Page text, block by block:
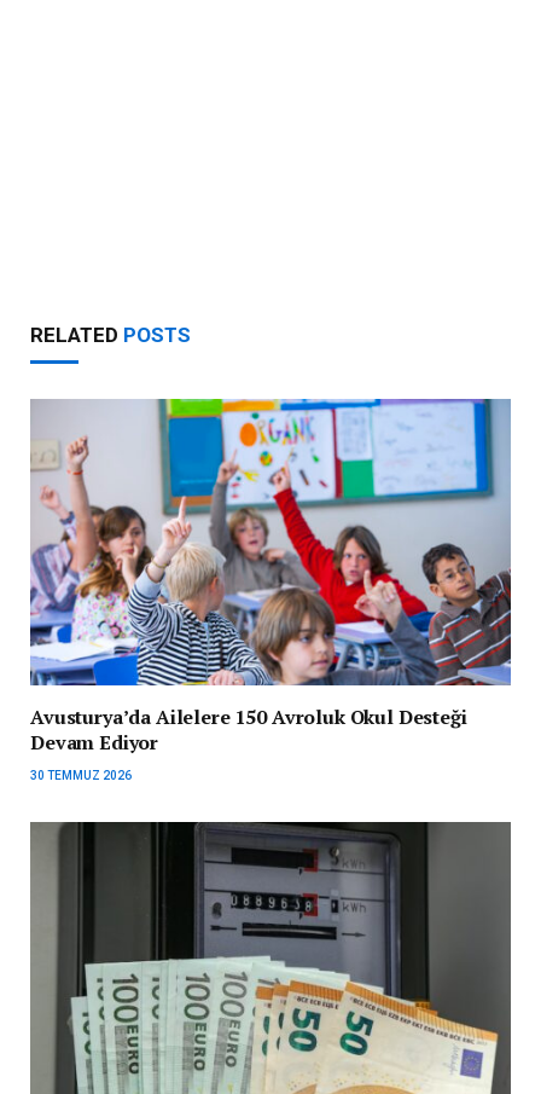
RELATED POSTS
Avusturya’da Ailelere 150 Avroluk Okul Desteği
Devam Ediyor
30 TEMMUZ 2026